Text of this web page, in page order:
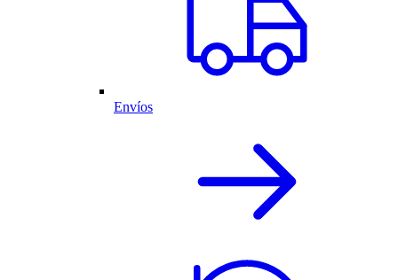
Envíos